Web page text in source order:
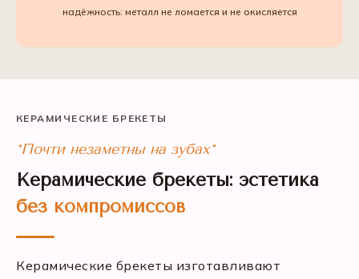
надёжность: металл не ломается и не окисляется
КЕРАМИЧЕСКИЕ БРЕКЕТЫ
*Почти незаметны на зубах*
Керамические брекеты: эстетика
без компромиссов
Керамические брекеты изготавливают